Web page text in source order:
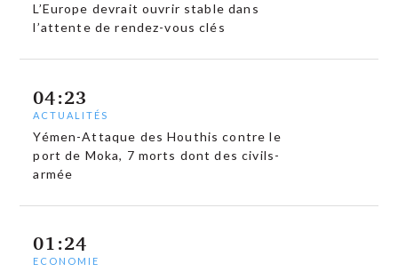
L’Europe devrait ouvrir stable dans
l’attente de rendez-vous clés
04:23
ACTUALITÉS
Yémen-Attaque des Houthis contre le
port de Moka, 7 morts dont des civils-
armée
01:24
ECONOMIE